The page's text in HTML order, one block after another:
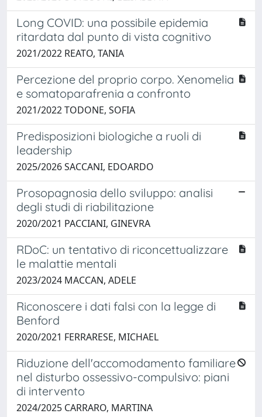
Long COVID: una possibile epidemia
ritardata dal punto di vista cognitivo
2021/2022 REATO, TANIA
Percezione del proprio corpo. Xenomelia
e somatoparafrenia a confronto
2021/2022 TODONE, SOFIA
Predisposizioni biologiche a ruoli di
leadership
2025/2026 SACCANI, EDOARDO
Prosopagnosia dello sviluppo: analisi
degli studi di riabilitazione
2020/2021 PACCIANI, GINEVRA
RDoC: un tentativo di riconcettualizzare
le malattie mentali
2023/2024 MACCAN, ADELE
Riconoscere i dati falsi con la legge di
Benford
2020/2021 FERRARESE, MICHAEL
Riduzione dell'accomodamento familiare
nel disturbo ossessivo-compulsivo: piani
di intervento
2024/2025 CARRARO, MARTINA